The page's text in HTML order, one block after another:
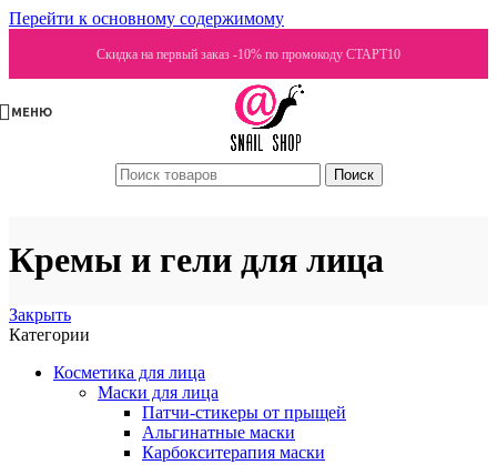
Перейти к основному содержимому
Скидка на первый заказ -10% по промокоду СТАРТ10
МЕНЮ
Поиск
Кремы и гели для лица
Закрыть
Категории
Косметика для лица
Маски для лица
Патчи-стикеры от прыщей
Альгинатные маски
Карбокситерапия маски